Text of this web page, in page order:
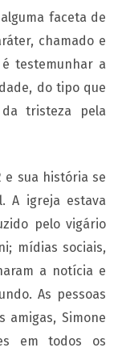
faceta de
chamado e
testemunhar a
do tipo que
tristeza pela
e sua história se
A igreja estava
pelo vigário
mídias sociais,
a notícia e
As pessoas
amigas, Simone
em todos os